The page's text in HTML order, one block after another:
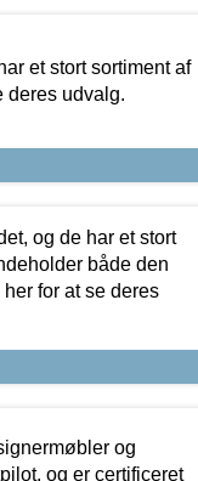
et stort sortiment af
deres udvalg.
og de har et stort
både den
for at se deres
og
og er certificeret